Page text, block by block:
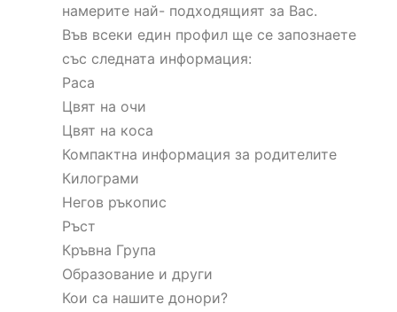
намерите най- подходящият за Вас.
Във всеки един профил ще се запознаете
със следната информация:
Раса
Цвят на очи
Цвят на коса
Компактна информация за родителите
Килограми
Негов ръкопис
Ръст
Кръвна Група
Образование и други
Кои са нашите донори?